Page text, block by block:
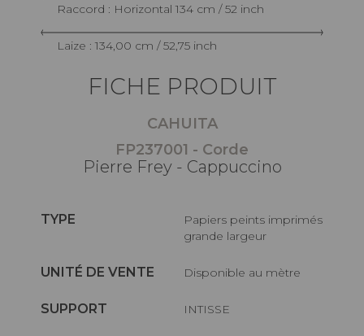
Raccord : Horizontal 134 cm / 52 inch
Laize : 134,00 cm / 52,75 inch
FICHE PRODUIT
CAHUITA
FP237001 - Corde
Pierre Frey - Cappuccino
TYPE
Papiers peints imprimés
grande largeur
UNITÉ DE VENTE Disponible au mètre
SUPPORT INTISSE